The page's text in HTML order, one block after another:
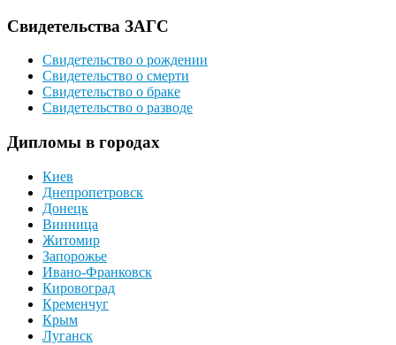
Свидетельства ЗАГС
Свидетельство о рождении
Свидетельство о смерти
Свидетельство о браке
Свидетельство о разводе
Дипломы в городах
Киев
Днепропетровск
Донецк
Винница
Житомир
Запорожье
Ивано-Франковск
Кировоград
Кременчуг
Крым
Луганск